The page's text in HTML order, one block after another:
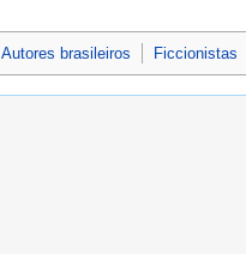
Autores brasileiros Ficcionistas